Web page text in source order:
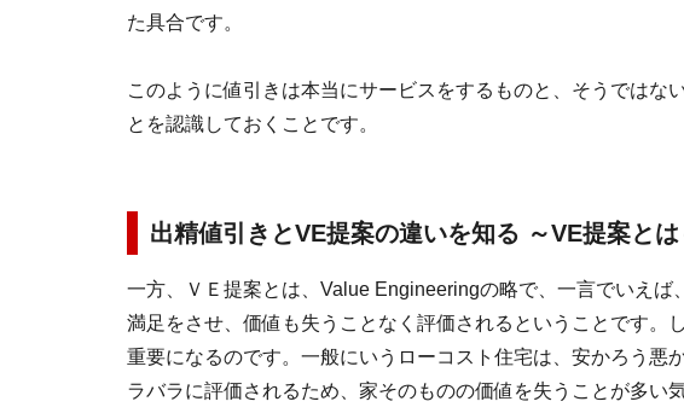
た具合です。
このように値引きは本当にサービスをするものと、そうではな
とを認識しておくことです。
出精値引きとVE提案の違いを知る ～VE提案とは
一方、ＶＥ提案とは、Value Engineeringの略で、一言でいえば
満足をさせ、価値も失うことなく評価されるということです。
重要になるのです。一般にいうローコスト住宅は、安かろう悪
ラバラに評価されるため、家そのものの価値を失うことが多い